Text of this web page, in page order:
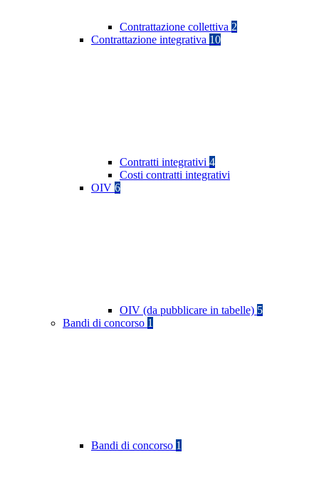
Contrattazione collettiva 2
Contrattazione integrativa 10
Contratti integrativi 4
Costi contratti integrativi
OIV 6
OIV (da pubblicare in tabelle) 5
Bandi di concorso 1
Bandi di concorso 1